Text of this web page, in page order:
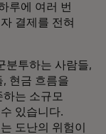
루에 여러 번
결제를 전혀
분투하는 사람들,
현금 흐름을
는 소규모
있습니다.
도난의 위험이